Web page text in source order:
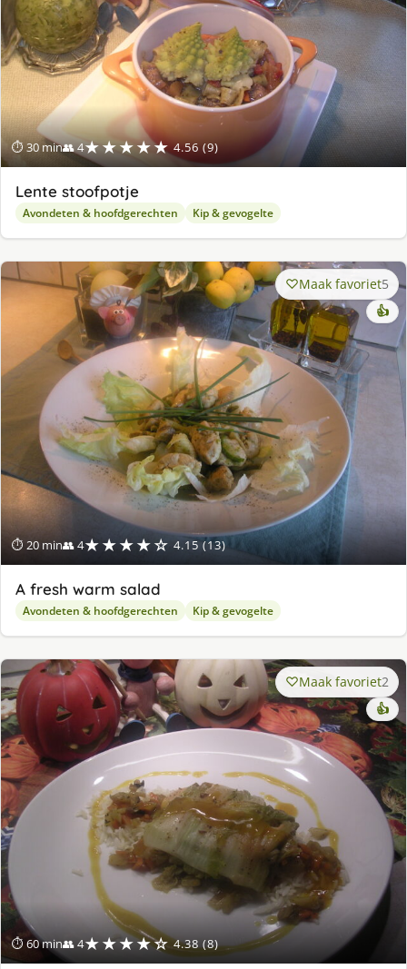
⏱ 30 min👥 4★★★★★ 4.56 (9)
Lente stoofpotje
Avondeten & hoofdgerechten Kip & gevogelte
⏱ 20 min👥 4★★★★☆ 4.15 (13)
Maak favoriet5
👍
A fresh warm salad
Avondeten & hoofdgerechten Kip & gevogelte
⏱ 60 min👥 4★★★★☆ 4.38 (8)
Maak favoriet2
👍